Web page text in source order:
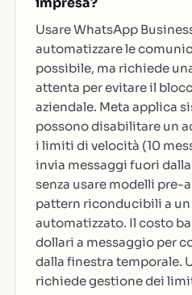
Usare WhatsApp
automatizzare le
possibile, ma richiede
attenta per evitare il
aziendale. Meta applica
possono disabilitare un
i limiti di velocità (10
invia messaggi fuori
senza usare modelli pre-
pattern riconducibili a un
automatizzato. Il costo
dollari a messaggio per
dalla finestra temporale.
richiede gestione dei